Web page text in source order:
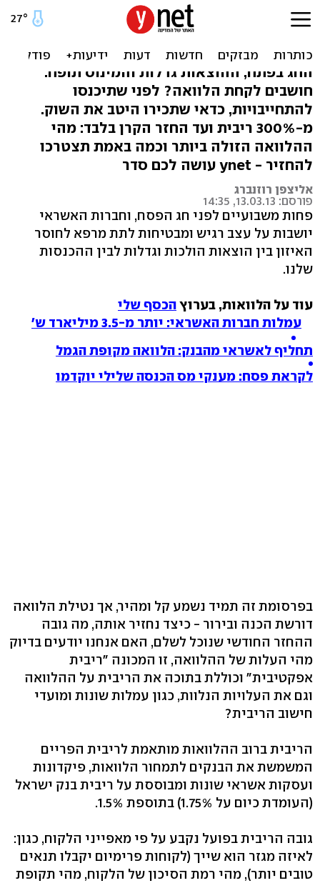
מחפשים הלוואה לחג? אל
תהיו פראיירים
החג בפתח, ההוצאות גדלות והמינוס תופח.
חושבים לקחת הלוואה? לפני שתיכנסו
להתחייבויות, כדאי שתכירו היטב את השוק.
מ-300% ריבית ועד החזר הקרן בלבד: מהי
ההלוואה הזולה ביותר וכמה באמת תצטרכו
להחזיר - ynet עושה לכם סדר
אליצפן רוזנברג
פורסם: 13.03.13, 14:35
פחות משבועיים לפני חג הפסח, וחברות האשראי
יושבות על עצב רגיש ומבטיחות לתת מרפא לחוסר
האיזון בין הוצאות הולכות וגדלות לבין ההכנסות
שלנו.
עוד על הלוואות, בערוץהכסף שלי
עמלות חברות האשראי: יותר מ-3.5 מיליארד ש'
תחליף לאשראי מהבנק: הלוואה מקופת הגמל
לקראת פסח: מענקי מס הכנסה שלילי יוקדמו
בפרסומת זה תמיד נשמע קל ומהיר, אך נטילת הלוואה
דורשת הכנה ובירור - כיצד נחזיר אותה, מה גובה
ההחזר החודשי שנוכל לשלם, האם אנחנו יודעים בדיוק
מהי העלות של ההלוואה, זו המכונה "ריבית
אפקטיבית" וכוללת בתוכה את הריבית על ההלוואה
וגם את העלויות הנלוות, כגון עמלות שונות ומועדי
חישוב הריבית?
הריבית ברוב ההלוואות מותאמת לריבית הפריים
המשמשת את הבנקים לתמחור הלוואות, פיקדונות
ועסקות אשראי שונות ומבוססת על ריבית בנק ישראל
(העומדת כיום על 1.75%) בתוספת 1.5%.
גובה הריבית בפועל נקבע על פי מאפייני הלקוח, כגון:
לאיזה מגזר הוא שייך (לקוחות פרימיום יקבלו תנאים
טובים יותר), מהי רמת הסיכון של הלקוח, מהי תקופת